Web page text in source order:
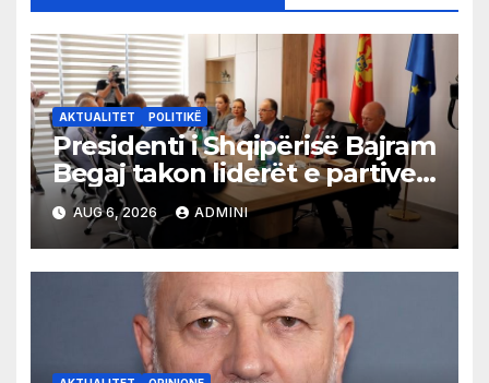
AKTUALITET POLITIKË
Presidenti i Shqipërisë Bajram
Begaj takon liderët e partive
shqiptare në Ulqin
AUG 6, 2026 ADMINI